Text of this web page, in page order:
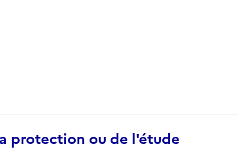
protection ou de l'étude